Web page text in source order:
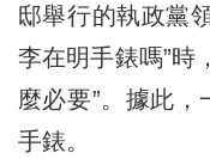
邸舉行的執政黨
李在明手錶嗎”時
麼必要”。據此
手錶。